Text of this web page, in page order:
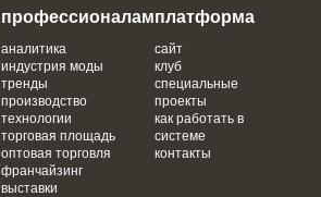
профессионалам
аналитика
индустрия моды
тренды
производство
технологии
торговая площадь
оптовая торговля
франчайзинг
выставки
платформа
сайт
клуб
специальные
проекты
как работать в
системе
контакты